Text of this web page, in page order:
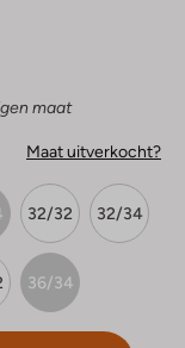
maat
Maat uitverkocht?
32/32 32/34
36/34